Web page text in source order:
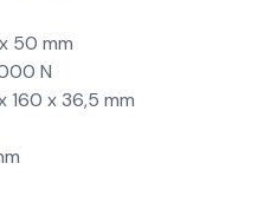
50 mm
N
x 36,5 mm